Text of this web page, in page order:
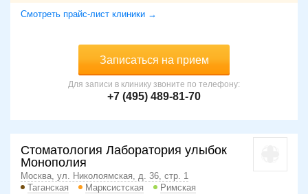
Смотреть прайс-лист клиники →
Записаться на прием
Для записи в клинику звоните по телефону:
+7 (495) 489-81-70
Стоматология Лаборатория улыбок
Монополия
Москва, ул. Николоямская, д. 36, стр. 1
Таганская
Марксистская Римская